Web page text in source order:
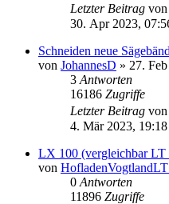
Letzter Beitrag von
30. Apr 2023,
Schneiden neue
von JohannesD » 27.
3 Antworten
16186 Zugriffe
Letzter Beitrag von
4. Mär 2023, 19:18
LX 100 (vergleichbar LT
von
0 Antworten
11896 Zugriffe